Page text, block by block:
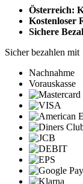
Österreich:
Kostenloser
Sichere
Sicher bezahlen mit
Nachnahme
Vorauskasse